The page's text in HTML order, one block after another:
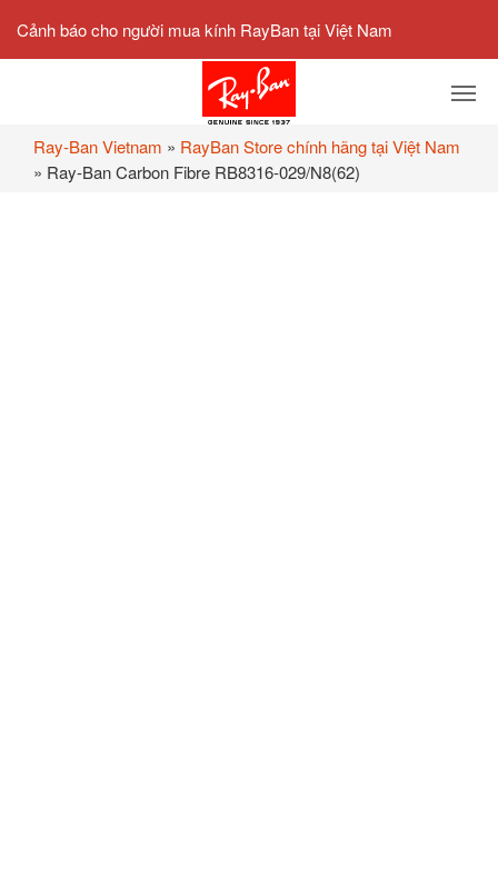
Cảnh báo cho người mua kính RayBan tại Việt Nam
Ray-Ban Vietnam » RayBan Store chính hãng tại Việt Nam
» Ray-Ban Carbon Fibre RB8316-029/N8(62)